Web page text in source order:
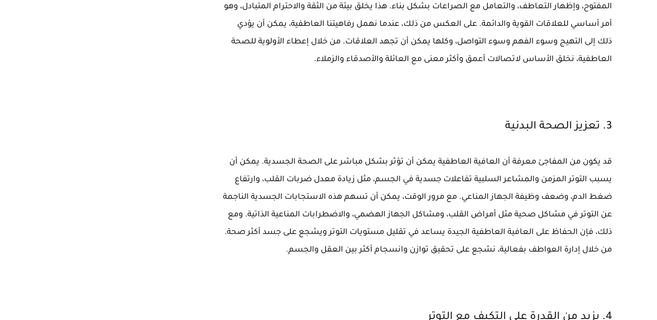
المفتوح، وإظهار التعاطف، والتعامل مع الصراعات بشكل بناء. هذا يخلق بيئة من الثقة والاحترام المتبادل، وهو
أمر أساسي للعلاقات القوية والدائمة. على العكس من ذلك، عندما نهمل رفاهيتنا العاطفية، يمكن أن يؤدي
ذلك إلى التهيج وسوء الفهم وسوء التواصل، وكلها يمكن أن تجهد العلاقات. من خلال إعطاء الأولوية للصحة
العاطفية، نخلق الأساس لاتصالات أعمق وأكثر معنى مع العائلة والأصدقاء والزملاء.
3. تعزيز الصحة البدنية
قد يكون من المفاجئ معرفة أن العافية العاطفية يمكن أن تؤثر بشكل مباشر على الصحة الجسدية. يمكن أن
يسبب التوتر المزمن والمشاعر السلبية تفاعلات جسدية في الجسم، مثل زيادة معدل ضربات القلب، وارتفاع
ضغط الدم، وضعف وظيفة الجهاز المناعي. مع مرور الوقت، يمكن أن تسهم هذه الاستجابات الجسدية الناجمة
عن التوتر في مشاكل صحية مثل أمراض القلب، ومشاكل الجهاز الهضمي، والاضطرابات المناعية الذاتية. ومع
ذلك، فإن الحفاظ على العافية العاطفية الجيدة يساعد في تقليل مستويات التوتر ويشجع على جسد أكثر صحة.
من خلال إدارة العواطف بفعالية، نشجع على تحقيق توازن وانسجام أكثر بين العقل والجسم.
4. يزيد من القدرة على التكيف مع التوتر